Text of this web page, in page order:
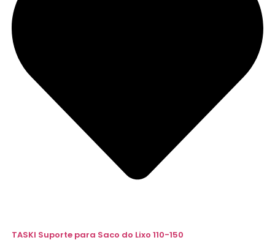
TASKI Suporte para Saco do Lixo 110-150